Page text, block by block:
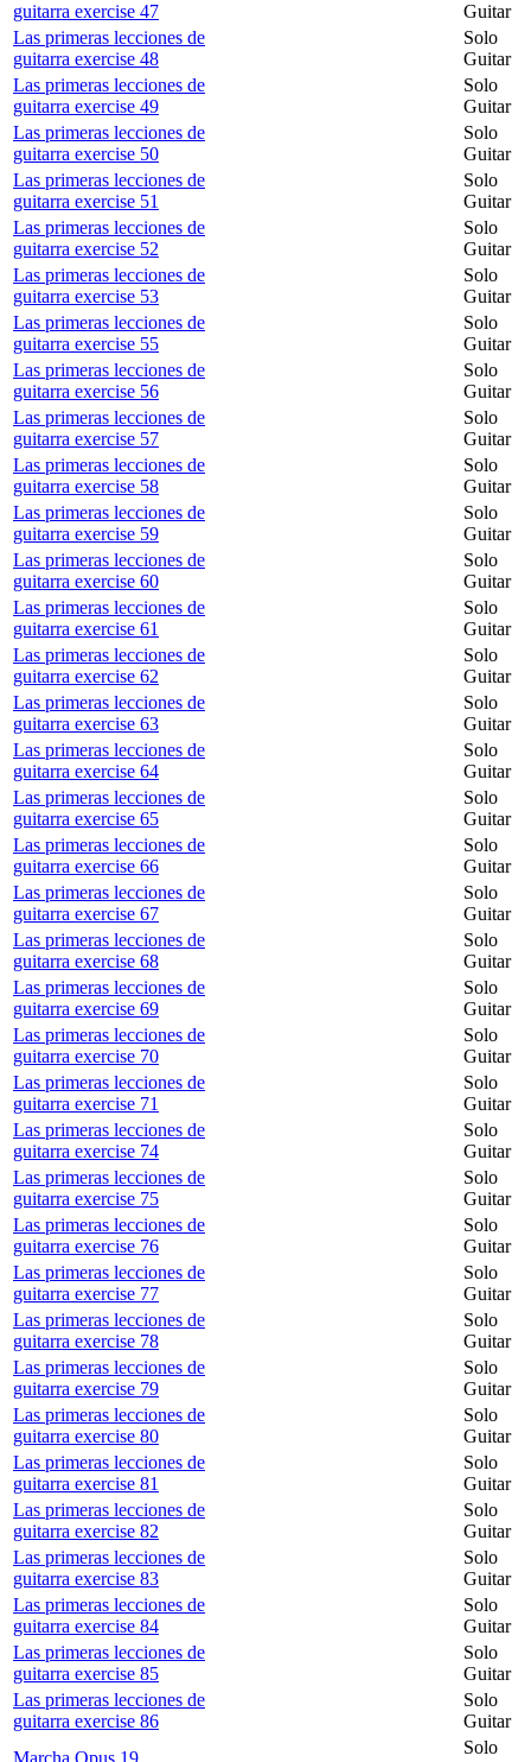
guitarra exercise 47
Guitar
Las primeras lecciones de
guitarra exercise 48
Solo
Guitar
Las primeras lecciones de
guitarra exercise 49
Solo
Guitar
Las primeras lecciones de
guitarra exercise 50
Solo
Guitar
Las primeras lecciones de
guitarra exercise 51
Solo
Guitar
Las primeras lecciones de
guitarra exercise 52
Solo
Guitar
Las primeras lecciones de
guitarra exercise 53
Solo
Guitar
Las primeras lecciones de
guitarra exercise 55
Solo
Guitar
Las primeras lecciones de
guitarra exercise 56
Solo
Guitar
Las primeras lecciones de
guitarra exercise 57
Solo
Guitar
Las primeras lecciones de
guitarra exercise 58
Solo
Guitar
Las primeras lecciones de
guitarra exercise 59
Solo
Guitar
Las primeras lecciones de
guitarra exercise 60
Solo
Guitar
Las primeras lecciones de
guitarra exercise 61
Solo
Guitar
Las primeras lecciones de
guitarra exercise 62
Solo
Guitar
Las primeras lecciones de
guitarra exercise 63
Solo
Guitar
Las primeras lecciones de
guitarra exercise 64
Solo
Guitar
Las primeras lecciones de
guitarra exercise 65
Solo
Guitar
Las primeras lecciones de
guitarra exercise 66
Solo
Guitar
Las primeras lecciones de
guitarra exercise 67
Solo
Guitar
Las primeras lecciones de
guitarra exercise 68
Solo
Guitar
Las primeras lecciones de
guitarra exercise 69
Solo
Guitar
Las primeras lecciones de
guitarra exercise 70
Solo
Guitar
Las primeras lecciones de
guitarra exercise 71
Solo
Guitar
Las primeras lecciones de
guitarra exercise 74
Solo
Guitar
Las primeras lecciones de
guitarra exercise 75
Solo
Guitar
Las primeras lecciones de
guitarra exercise 76
Solo
Guitar
Las primeras lecciones de
guitarra exercise 77
Solo
Guitar
Las primeras lecciones de
guitarra exercise 78
Solo
Guitar
Las primeras lecciones de
guitarra exercise 79
Solo
Guitar
Las primeras lecciones de
guitarra exercise 80
Solo
Guitar
Las primeras lecciones de
guitarra exercise 81
Solo
Guitar
Las primeras lecciones de
guitarra exercise 82
Solo
Guitar
Las primeras lecciones de
guitarra exercise 83
Solo
Guitar
Las primeras lecciones de
guitarra exercise 84
Solo
Guitar
Las primeras lecciones de
guitarra exercise 85
Solo
Guitar
Las primeras lecciones de
guitarra exercise 86
Solo
Guitar
Marcha Opus 19
Solo